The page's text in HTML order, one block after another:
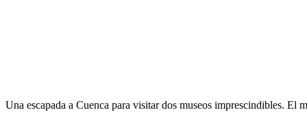
Una escapada a Cuenca para visitar dos museos imprescindibles.